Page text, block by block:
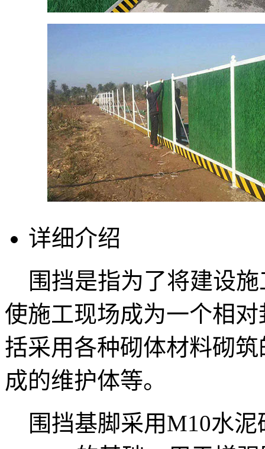
详细介绍
围挡是指为了将建设施
使施工现场成为一个相
括采用各种砌体材料砌
成的维护体等。
围挡基脚采用M10水泥